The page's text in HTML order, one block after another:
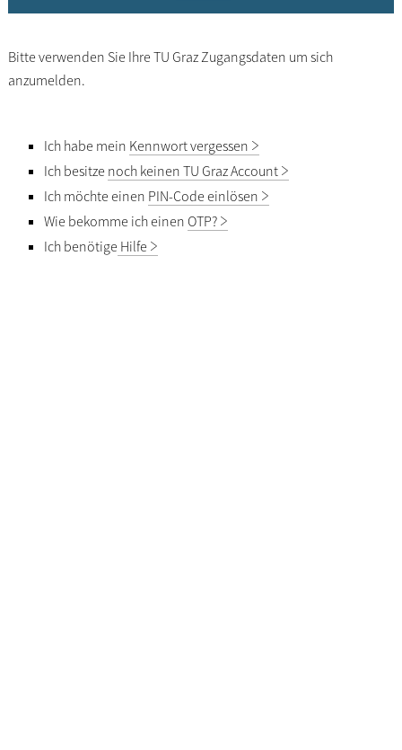
Bitte verwenden Sie Ihre TU Graz Zugangsdaten um sich
anzumelden.
Ich habe mein Kennwort vergessen
Ich besitze noch keinen TU Graz Account
Ich möchte einen PIN-Code einlösen
Wie bekomme ich einen OTP?
Ich benötige Hilfe